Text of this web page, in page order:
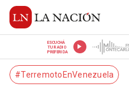
ESCUCHÁ
TU RADIO
PREFERIDA
#TerremotoEnVenezuela